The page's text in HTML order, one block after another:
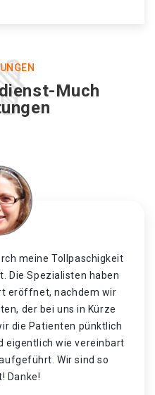
Much
meine Tollpaschigkeit
Die Spezialisten haben
eröffnet, nachdem wir
der bei uns in Kürze
die Patienten pünktlich
eigentlich wie vereinbart
Wir sind so
Danke!